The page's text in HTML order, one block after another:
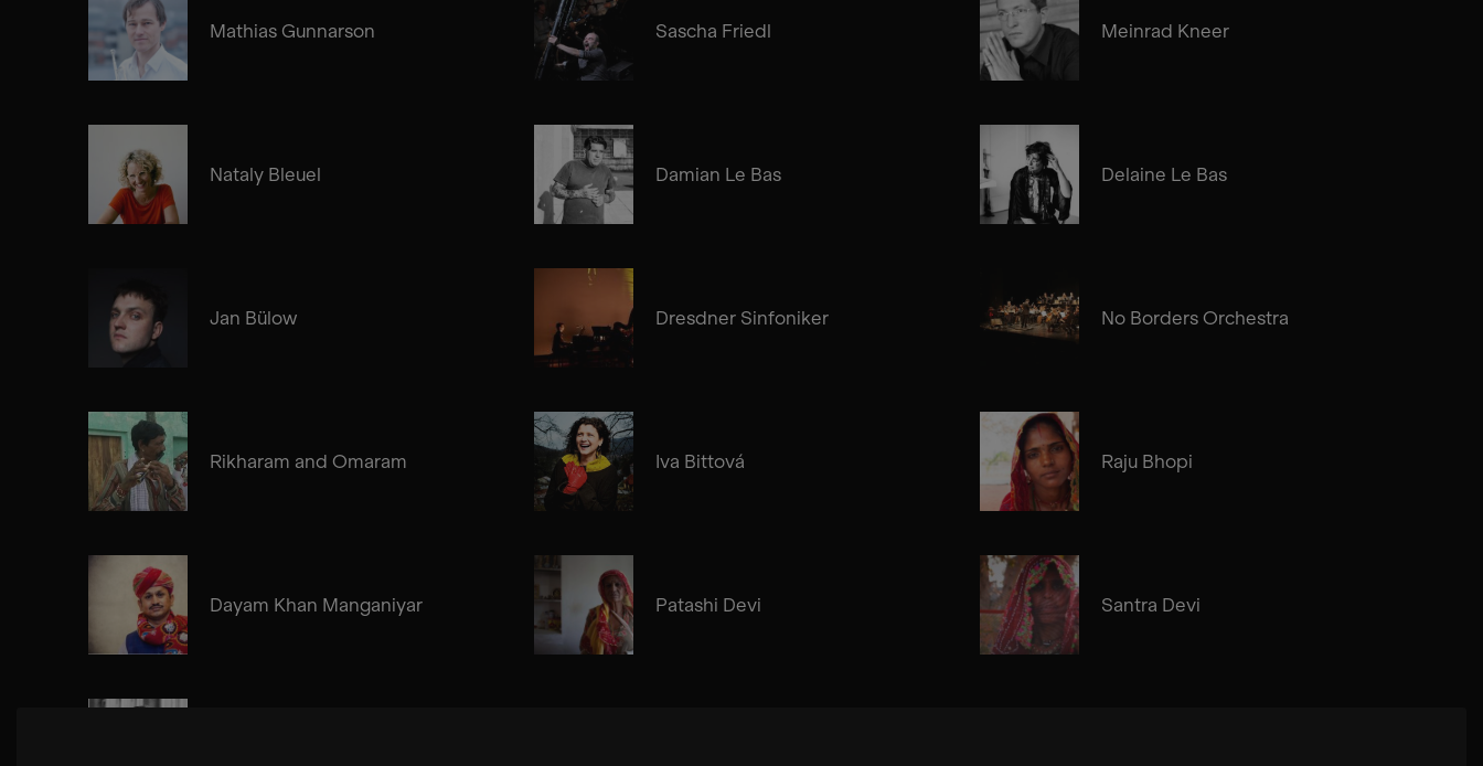
Mathias Gunnarson Sascha Friedl Meinrad Kneer
Nataly Bleuel Damian Le Bas Delaine Le Bas
Jan Bülow Dresdner Sinfoniker No Borders Orchestra
Rikharam and Omaram Iva Bittová Raju Bhopi
Dayam Khan Manganiyar Patashi Devi Santra Devi